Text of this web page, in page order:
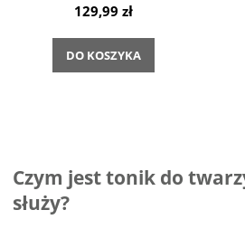
129,99 zł
DO KOSZYKA
Czym jest tonik do
służy?